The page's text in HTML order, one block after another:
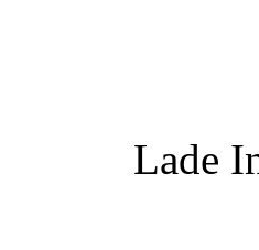
Lade